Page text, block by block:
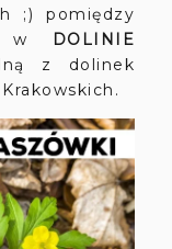
;) pomiędzy
w
DOLINIE
z dolinek